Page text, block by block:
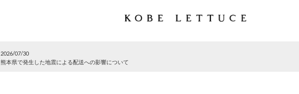
2026/07/30
熊本県で発生した地震による配送への影響について